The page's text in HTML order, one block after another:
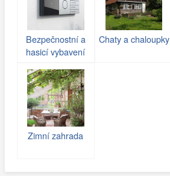
Bezpečnostní a
hasicí vybavení
Chaty a chaloupky
Zimní zahrada